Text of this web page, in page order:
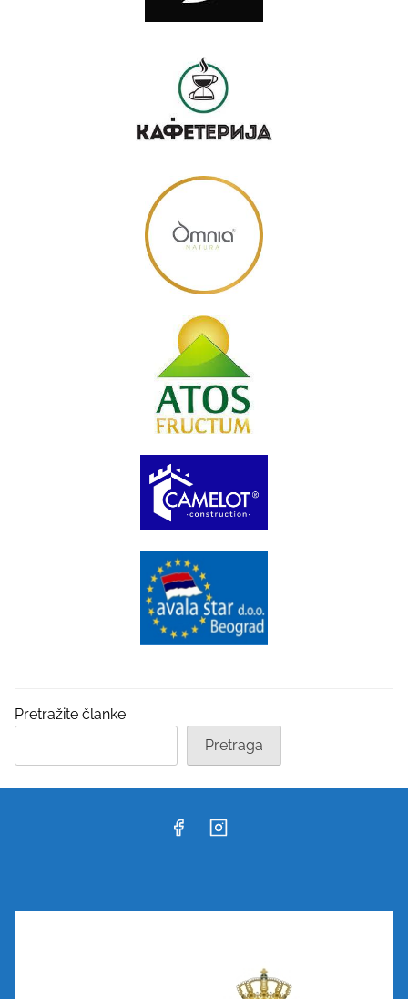
Pretražite članke
Pretraga